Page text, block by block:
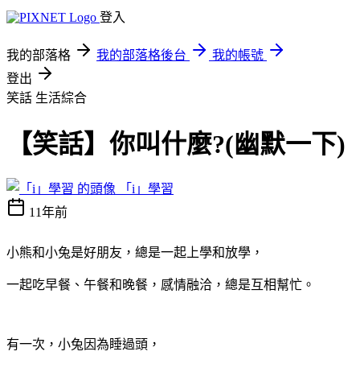
登入
我的部落格 我的部落格後台
我的帳號
登出
笑話 生活綜合
【笑話】你叫什麼?(幽默一下)
「i」學習
11年前
小熊和小兔是好朋友，總是一起上學和放學，
一起吃早餐、午餐和晚餐，感情融洽，總是互相幫忙。
有一次，小兔因為睡過頭，